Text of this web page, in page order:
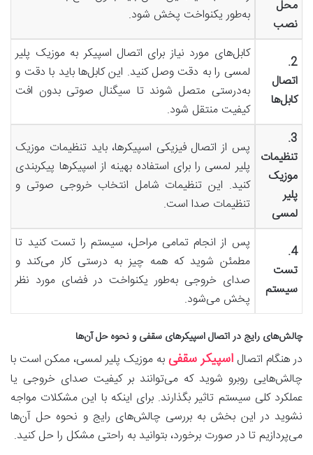
محل
نصب
به‌طور یکنواخت پخش شود.
2.
اتصال
کابل‌ها
کابل‌های مورد نیاز برای اتصال اسپیکر به موزیک پلیر
لمسی را به دقت وصل کنید. این کابل‌ها باید با دقت و
به‌درستی متصل شوند تا سیگنال صوتی بدون افت
کیفیت منتقل شود.
3.
تنظیمات
موزیک
پلیر
لمسی
پس از اتصال فیزیکی اسپیکرها، باید تنظیمات موزیک
پلیر لمسی را برای استفاده بهینه از اسپیکرها پیکربندی
کنید. این تنظیمات شامل انتخاب خروجی صوتی و
تنظیمات صدا است.
4.
تست
سیستم
پس از انجام تمامی مراحل، سیستم را تست کنید تا
مطمئن شوید که همه چیز به درستی کار می‌کند و
صدای خروجی به‌طور یکنواخت در فضای مورد نظر
پخش می‌شود.
چالش‌های رایج در اتصال اسپیکرهای سقفی و نحوه حل آن‌ها
در هنگام اتصال اسپیکر سقفیبه موزیک پلیر لمسی، ممکن است با
چالش‌هایی روبرو شوید که می‌توانند بر کیفیت صدای خروجی یا
عملکرد کلی سیستم تاثیر بگذارند. برای اینکه با این مشکلات مواجه
نشوید در این بخش به بررسی چالش‌های رایج و نحوه حل آن‌ها
می‌پردازیم تا در صورت برخورد، بتوانید به راحتی مشکل را حل کنید.